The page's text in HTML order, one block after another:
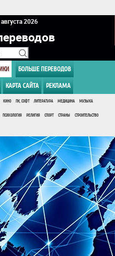
2026
БОЛЬШЕ ПЕРЕВОДОВ
КАРТА САЙТА РЕКЛАМА
КИНО ПК, СОФТ ЛИТЕРАТУРА МЕДИЦИНА МУЗЫКА
ПСИХОЛОГИЯ РЕЛИГИЯ СПОРТ СТРАНЫ СТРОИТЕЛЬСТВО